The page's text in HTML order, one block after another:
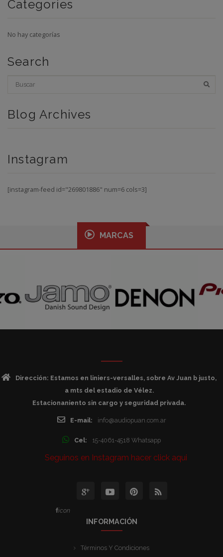
Categories
No hay categorías
Search
Blog Archives
Instagram
[instagram-feed id="269801886" num=6 cols=3]
MARCAS
Dirección: Estamos en liniers-versalles, sobre Av Juan b justo,
a mts del estadio de Vélez.
Estacionaniento sin cargo y seguridad privada.
E-mail: info@audiopuan.com.ar
Cel: 15-4061-4518 Whatsapp
Seguinos en Instagram hacer click aqui
icon
INFORMACIÓN
Términos Y Condiciones